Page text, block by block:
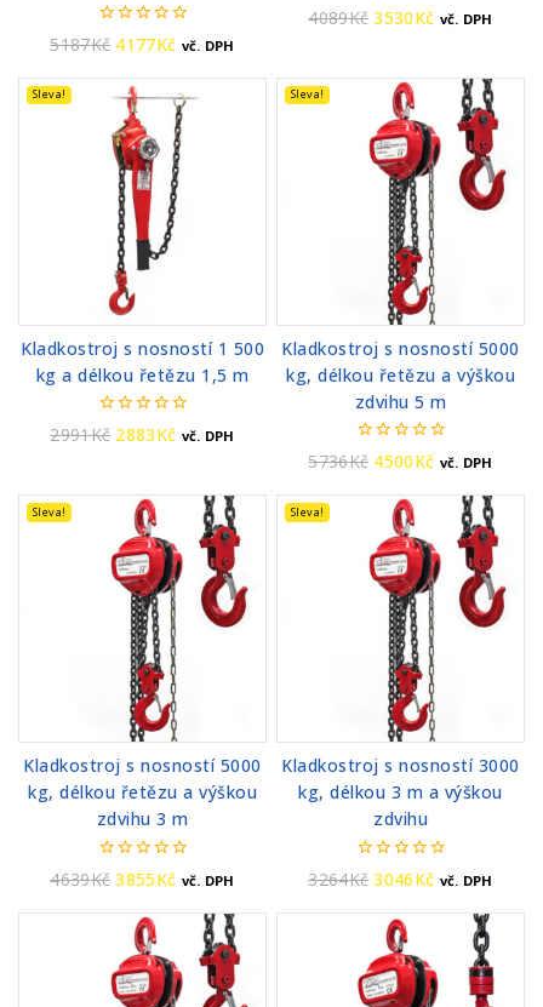
0
z
5187Kč 4177Kč vč. DPH
0
z
4089Kč 3530Kč vč. DPH
Sleva!
Kladkostroj s nosností 1 500
kg a délkou řetězu 1,5 m
0
z
2991Kč 2883Kč vč. DPH
Sleva!
Kladkostroj s nosností 5000
kg, délkou řetězu a výškou
zdvihu 5 m
0
z
5736Kč 4500Kč vč. DPH
Sleva!
Kladkostroj s nosností 5000
kg, délkou řetězu a výškou
zdvihu 3 m
0
z
4639Kč 3855Kč vč. DPH
Sleva!
Kladkostroj s nosností 3000
kg, délkou 3 m a výškou
zdvihu
0
z
3264Kč 3046Kč vč. DPH